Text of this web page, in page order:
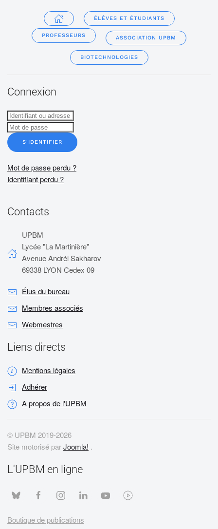
ÉLÈVES ET ÉTUDIANTS
PROFESSEURS ASSOCIATION UPBM
BIOTECHNOLOGIES
Connexion
S'IDENTIFIER
Mot de passe perdu ?
Identifiant perdu ?
Contacts
UPBM
Lycée "La Martinière"
Avenue Andréi Sakharov
69338 LYON Cedex 09
Élus du bureau
Membres associés
Webmestres
Liens directs
Mentions légales
Adhérer
A propos de l'UPBM
© UPBM 2019-2026
Site motorisé parJoomla! .
L'UPBM en ligne
Boutique de publications